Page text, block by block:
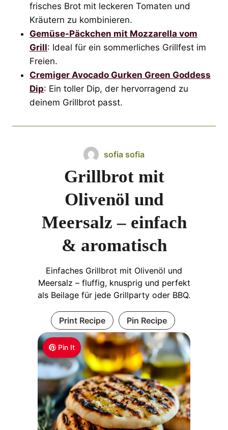
frisches Brot mit leckeren Tomaten und
Kräutern zu kombinieren.
Gemüse-Päckchen mit Mozzarella vom
Grill: Ideal für ein sommerliches Grillfest im
Freien.
Cremiger Avocado Gurken Green Goddess
Dip: Ein toller Dip, der hervorragend zu
deinem Grillbrot passt.
Pin It
sofia sofia
Grillbrot mit
Olivenöl und
Meersalz – einfach
& aromatisch
Einfaches Grillbrot mit Olivenöl und
Meersalz – fluffig, knusprig und perfekt
als Beilage für jede Grillparty oder BBQ.
Print Recipe Pin Recipe